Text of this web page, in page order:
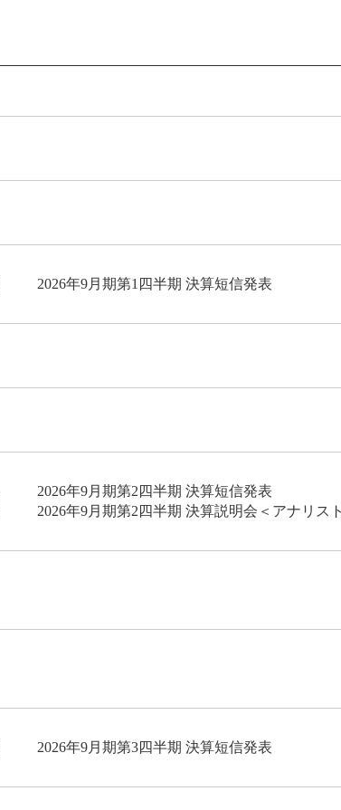
2026年9月期第1四半期 決算短信発表
2026年9月期第2四半期 決算短信発表
2026年9月期第2四半期 決算説明会＜アナリス
2026年9月期第3四半期 決算短信発表